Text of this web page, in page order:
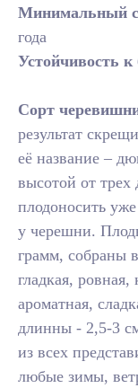
Минимальный
года
Устойчивость к
Сорт
результат
её название –
высотой от трех
плодоносить
у черешни.
грамм, собраны
гладкая,
ароматная,
длинны - 2,5-3
из всех
любые зимы,